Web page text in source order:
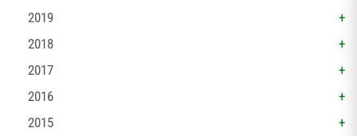
2019
2018
2017
2016
2015